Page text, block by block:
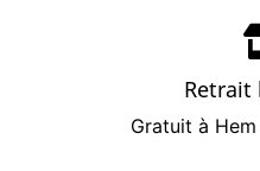
Retrait
Gratuit à